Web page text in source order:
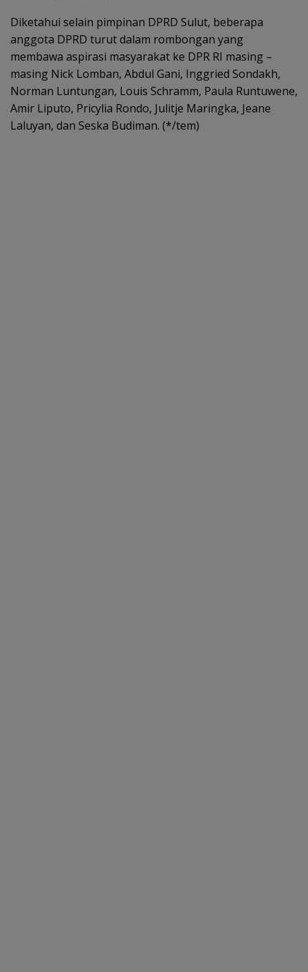
Diketahui selain pimpinan DPRD Sulut, beberapa
anggota DPRD turut dalam rombongan yang
membawa aspirasi masyarakat ke DPR RI masing –
masing Nick Lomban, Abdul Gani, Inggried Sondakh,
Norman Luntungan, Louis Schramm, Paula Runtuwene,
Amir Liputo, Pricylia Rondo, Julitje Maringka, Jeane
Laluyan, dan Seska Budiman. (*/tem)